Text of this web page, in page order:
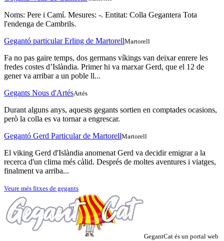
Noms: Pere i Camí. Mesures: -. Entitat: Colla Gegantera Tota
l'endenga de Cambrils.
Gegantó particular Erling de MartorellMartorell
Fa no pas gaire temps, dos germans víkings van deixar enrere les
fredes costes d’Islàndia. Primer hi va marxar Gerd, que el 12 de
gener va arribar a un poble ll...
Gegants Nous d'ArtésArtés
Durant alguns anys, aquests gegants sortien en comptades ocasions,
però la colla es va tornar a engrescar.
Gegantó Gerd Particular de MartorellMartorell
El viking Gerd d'Islàndia anomenat Gerd va decidir emigrar a la
recerca d'un clima més càlid. Després de moltes aventures i viatges,
finalment va arriba...
Veure més fitxes de gegants
GegantCat és un portal web